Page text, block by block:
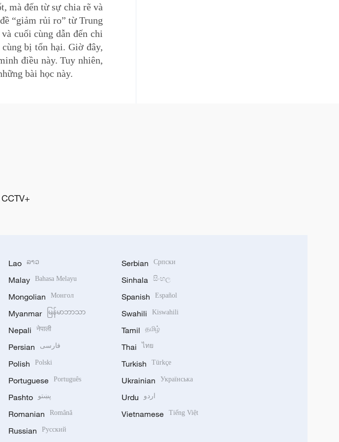
mà đến từ sự chia rẽ và
“giảm rủi ro” từ Trung
cuối cùng dẫn đến chi
bị tổn hại. Giờ đây,
điều này. Tuy nhiên,
bài học này.
CCTV+
Lao ລາວ
Malay Bahasa Melayu
Mongolian Монгол
Myanmar မြန်မာဘာသာ
Nepali नेपाली
Persian فارسی
Polish Polski
Portuguese Português
Pashto پښتو
Romanian Română
Russian Русский
Serbian Српски
Sinhala සිංහල
Spanish Español
Swahili Kiswahili
Tamil தமிழ்
Thai ไทย
Turkish Türkçe
Ukrainian Українська
Urdu اردو
Vietnamese Tiếng Việt